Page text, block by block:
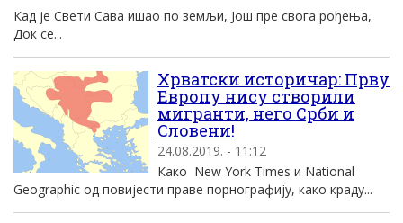
Кад је Свети Сава ишао по земљи, Још пре свога рођења,
Док се...
Хрватски историчар: Прву
Европу нису створили
мигранти, него Срби и
Словени!
24.08.2019. - 11:12
Како New York Times и National
Geographic од повијести праве порнографију, како краду...